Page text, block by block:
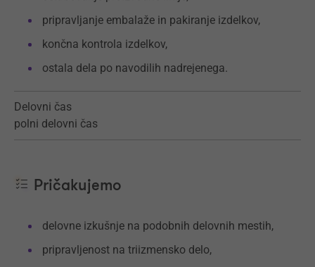
pripravljanje embalaže in pakiranje izdelkov,
končna kontrola izdelkov,
ostala dela po navodilih nadrejenega.
Delovni čas
polni delovni čas
Pričakujemo
delovne izkušnje na podobnih delovnih mestih,
pripravljenost na triizmensko delo,